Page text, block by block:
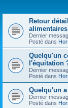
Retour
Dernier
Posté dans
Quelqu'un
l'équitation
Dernier
Posté dans
Quelqu'un
Dernier
Posté dans